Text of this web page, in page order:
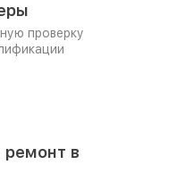
проверку
в